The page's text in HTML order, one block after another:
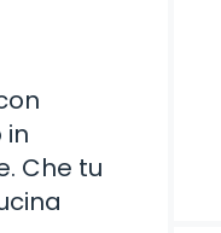
in
Che tu